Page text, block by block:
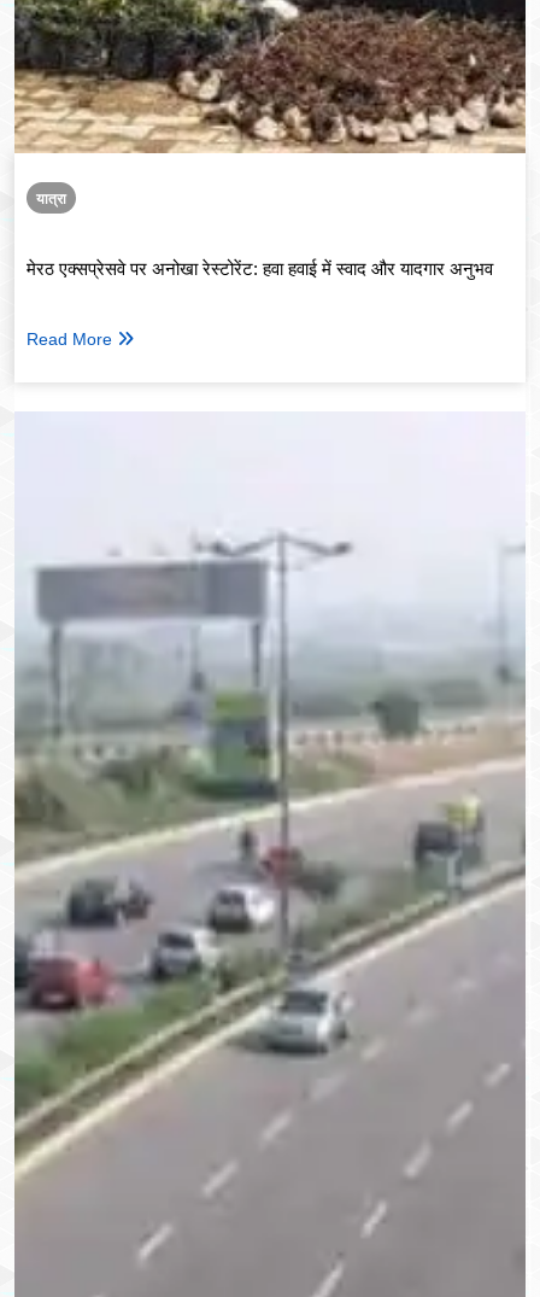
यात्रा
मेरठ एक्सप्रेसवे पर अनोखा रेस्टोरेंट: हवा हवाई में स्वाद और यादगार अनुभव
Read More